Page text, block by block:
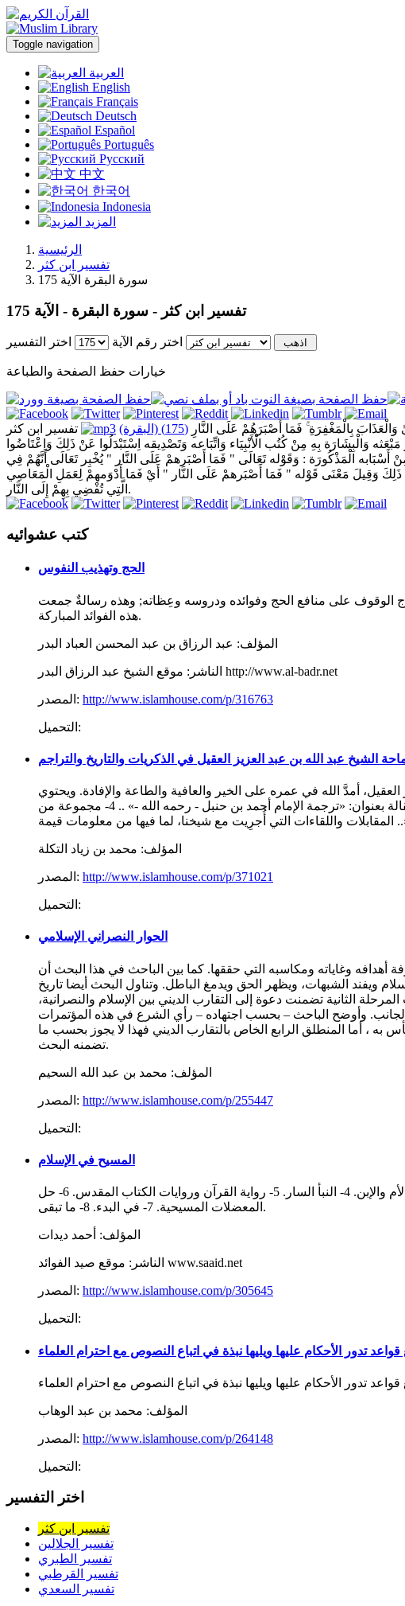
Toggle navigation
العربية
English
Français
Deutsch
Español
Português
Русский
中文
한국어
Indonesia
المزيد
الرئيسية
تفسير ابن كثر
سورة البقرة الآية 175
تفسير ابن كثر - سورة البقرة - الآية 175
اختر رقم الآية اختر التفسير
خيارات حفظ الصفحة والطباعة
وَالْعَذَابَ بِالْمَغْفِرَةِ ۚ فَمَا أَصْبَرَهُمْ عَلَى النَّارِ (175) (البقرة)
تفسير ابن كثر
وَالْبِشَارَة بِهِ مِنْ كُتُب الْأَنْبِيَاء وَاتِّبَاعه وَتَصْدِيقه اِسْتَبْدَلُوا عَنْ ذَلِكَ وَاعْتَاضُوا
الْمَذْكُورَة : وَقَوْله تَعَالَى " فَمَا أَصْبَرهمْ عَلَى النَّار " يُخْبِر تَعَالَى أَنَّهُمْ فِي
وَقِيلَ مَعْنَى قَوْله " فَمَا أَصْبَرهمْ عَلَى النَّار " أَيْ فَمَا أَدْوَمهمْ لِعَمَلِ الْمَعَاصِي
الَّتِي تُفْضِي بِهِمْ إِلَى النَّار.
كتب عشوائيه
الحج وتهذيب النفوس
الوقوف على منافع الحج وفوائده ودروسه وعِظاته; وهذه رسالةٌ جمعت
هذه الفوائد المباركة.
المؤلف: عبد الرزاق بن عبد المحسن العباد البدر
الناشر: موقع الشيخ عبد الرزاق البدر http://www.al-badr.net
المصدر: http://www.islamhouse.com/p/316763
التحميل:
الشيخ عبد الله بن عبد العزيز العقيل في الذكريات والتاريخ والتراجم
أمدَّ الله في عمره على الخير والعافية والطاعة والإفادة. ويحتوي
المجموع على: 1- رسالة بعنوان: «قصتي في طلب العلم» .. 2- رسالة بعنوان: «سماحة الشيخ عبد العزيز بن باز كما عرفتُه» .. 3- مقالة بعنوان: «ترجمة الإمام أحمد بن حنبل - رحمه الله -» .. 4- مجموعة من
فيها من معلومات قيمة ..».
المؤلف: محمد بن زياد التكلة
المصدر: http://www.islamhouse.com/p/371021
التحميل:
الحوار النصراني الإسلامي
أهدافه وغاياته ومكاسبه التي حققها. كما بين الباحث في هذا البحث أن
ويفند الشبهات، ويظهر الحق ويدمغ الباطل. وتناول البحث أيضا تاريخ
الثانية تضمنت دعوة إلى التقارب الديني بين الإسلام والنصرانية،
الجانب. وأوضح الباحث – بحسب اجتهاده – رأي الشرع في هذه المؤتمرات
به ، أما المنطلق الرابع الخاص بالتقارب الديني فهذا لا يجوز بحسب ما
تضمنه البحث.
المؤلف: محمد بن عبد الله السحيم
المصدر: http://www.islamhouse.com/p/255447
التحميل:
المسيح في الإسلام
كتاب المسيح في الإسلام يقع في ثمانية فصول: 1- التوافقات الإسلامية المسيحية. 2- عيسى - عليه السلام - في القرآن. 3- الأم والإبن. 4- النبأ السار. 5- رواية القرآن وروايات الكتاب المقدس. 6- حل
المعضلات المسيحية. 7- في البدء. 8- ما تبقى.
المؤلف: أحمد ديدات
الناشر: موقع صيد الفوائد www.saaid.net
المصدر: http://www.islamhouse.com/p/305645
التحميل:
قواعد تدور الأحكام عليها ويليها نبذة في اتباع النصوص مع احترام العلماء
المؤلف: محمد بن عبد الوهاب
المصدر: http://www.islamhouse.com/p/264148
التحميل:
اختر التفسير
تفسير ابن كثر
تفسير الجلالين
تفسير الطبري
تفسير القرطبي
تفسير السعدي